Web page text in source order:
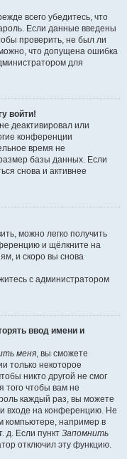
всего убедитесь, что
Если данные введены
проверить, не был ли
что допущена ошибка
для
войти!
деактивировал или
конференции
время не
базы данных. Если
снова и активнее
можно легко получить
и щёлкните на
и скоро вы снова
с администратором
ввод имени и
меня, вы сможете
только некоторое
никто другой не смог
того чтобы вам не
каждый раз, вы можете
входе на конференцию. Не
компьютере, например в
д. Если пункт Запомнить
отключил эту функцию.